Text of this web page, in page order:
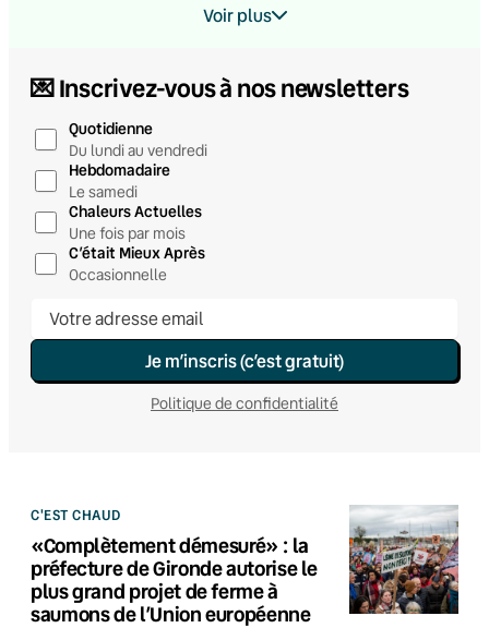
Voir plus
💌 Inscrivez-vous à nos newsletters
Quotidienne
Du lundi au vendredi
Hebdomadaire
Le samedi
Chaleurs Actuelles
Une fois par mois
C’était Mieux Après
Occasionnelle
Je m’inscris (c’est gratuit)
Politique de confidentialité
C'EST CHAUD
«Complètement démesuré» : la
préfecture de Gironde autorise le
plus grand projet de ferme à
saumons de l’Union européenne